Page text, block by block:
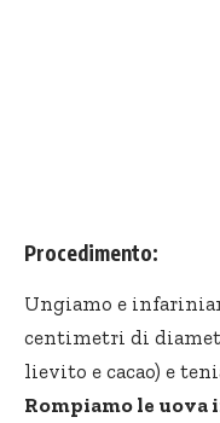
Procedimento:
Ungiamo e
centimetri di
lievito e cacao) e
Rompiamo le uova